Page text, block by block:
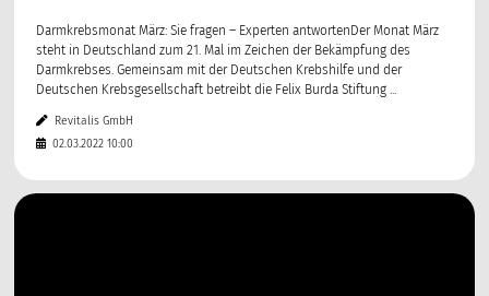
Darmkrebsmonat März: Sie fragen – Experten antwortenDer Monat März
steht in Deutschland zum 21. Mal im Zeichen der Bekämpfung des
Darmkrebses. Gemeinsam mit der Deutschen Krebshilfe und der
Deutschen Krebsgesellschaft betreibt die Felix Burda Stiftung ...
Revitalis GmbH
02.03.2022 10:00